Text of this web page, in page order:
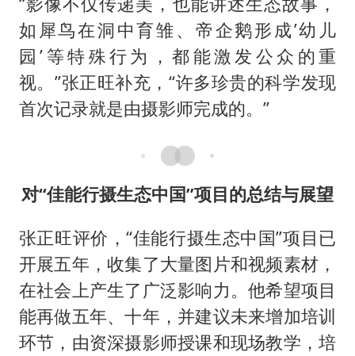
如犀鸟在洞中育雏、帝企鹅形成’幼儿
园’等特殊行为，都能激发公众的重
视。”张正旺补充，“许多珍贵的科学发现
首次记录就是由摄影师完成的。”
对“佳能行摄生态中国”项目的总结与展望
张正旺评价，“佳能行摄生态中国”项目已
开展五年，收集了大量图片和视频素材，
在社会上产生了广泛影响力。他希望项目
能再做五年、十年，并建议未来增加培训
环节，由资深摄影师授课和现场教学，培